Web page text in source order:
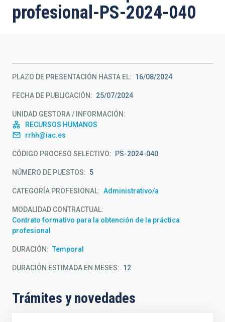
la
profesional-PS-2024-040
PLAZO DE PRESENTACIÓN HASTA EL 16/08/2024
FECHA DE PUBLICACIÓN 25/07/2024
UNIDAD GESTORA / INFORMACIÓN
RECURSOS HUMANOS
rrhh@iac.es
CÓDIGO PROCESO SELECTIVO PS-2024-040
NÚMERO DE PUESTOS 5
CATEGORÍA PROFESIONAL Administrativo/a
MODALIDAD CONTRACTUAL
Contrato formativo para la obtención de la práctica
profesional
DURACIÓN Temporal
DURACIÓN ESTIMADA EN MESES 12
Trámites y novedades